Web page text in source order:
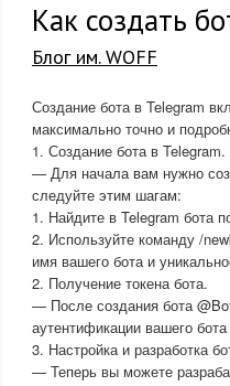
Как создать
Блог им. WOFF
Создание бота в Telegram
максимально точно и
1. Создание бота в Telegram.
— Для начала вам нужно
следуйте этим шагам:
1. Найдите в Telegram бота
2. Используйте команду /
имя вашего бота и
2. Получение токена бота.
— После создания бота
аутентификации вашего
3. Настройка и разработка
— Теперь вы можете